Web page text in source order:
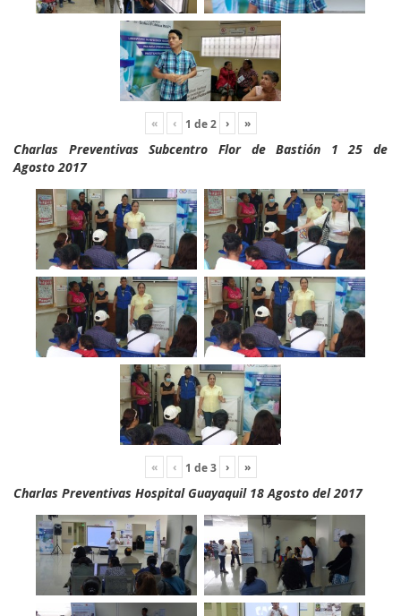
« ‹ 1 de2 › »
Charlas Preventivas Subcentro Flor de Bastión 1 25 de
Agosto 2017
« ‹ 1 de3 › »
Charlas Preventivas Hospital Guayaquil 18 Agosto del 2017